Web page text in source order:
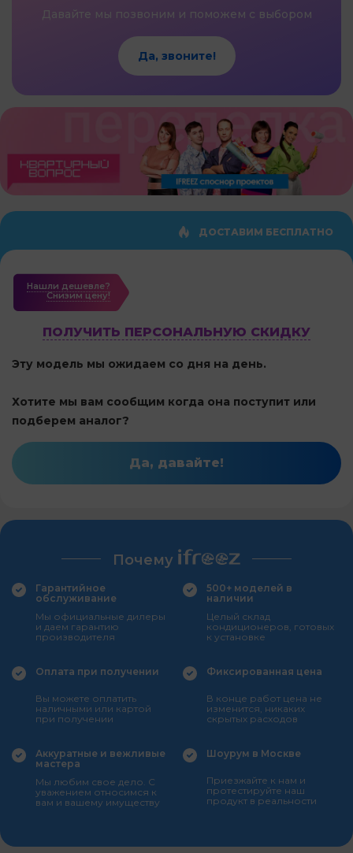
Давайте мы позвоним и поможем с выбором
Да, звоните!
ДОСТАВИМ БЕСПЛАТНО
Нашли дешевле?
Cнизим цену!
ПОЛУЧИТЬ ПЕРСОНАЛЬНУЮ СКИДКУ
Эту модель мы ожидаем со дня на день.
Хотите мы вам сообщим когда она поступит или
подберем аналог?
Да, давайте!
Почему
Гарантийное
обслуживание
Мы официальные дилеры
и даем гарантию
производителя
500+ моделей в
наличии
Целый склад
кондиционеров, готовых
к установке
Оплата при получении
Вы можете оплатить
наличными или картой
при получении
Фиксированная цена
В конце работ цена не
изменится, никаких
скрытых расходов
Аккуратные и вежливые
мастера
Мы любим свое дело. С
уважением относимся к
вам и вашему имуществу
Шоурум в Москве
Приезжайте к нам и
протестируйте наш
продукт в реальности